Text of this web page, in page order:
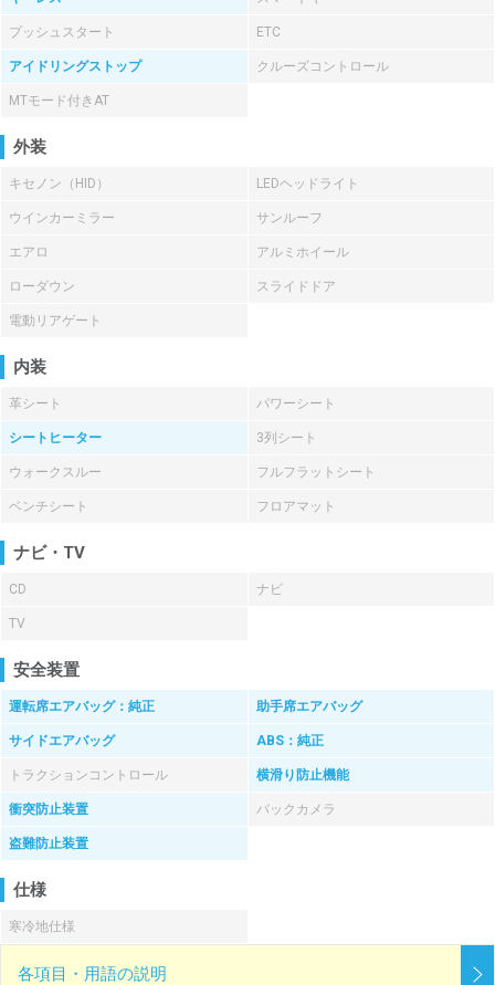
プッシュスタート ETC
アイドリングストップ クルーズコントロール
MTモード付きAT
外装
キセノン（HID） LEDヘッドライト
ウインカーミラー サンルーフ
エアロ アルミホイール
ローダウン スライドドア
電動リアゲート
内装
革シート パワーシート
シートヒーター 3列シート
ウォークスルー フルフラットシート
ベンチシート フロアマット
ナビ・TV
CD ナビ
TV
安全装置
運転席エアバッグ：純正 助手席エアバッグ
サイドエアバッグ ABS：純正
トラクションコントロール 横滑り防止機能
衝突防止装置 バックカメラ
盗難防止装置
仕様
寒冷地仕様
各項目・用語の説明